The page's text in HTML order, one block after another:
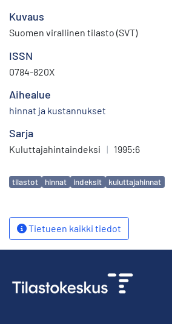
Kuvaus
Suomen virallinen tilasto (SVT)
ISSN
0784-820X
Aihealue
hinnat ja kustannukset
Sarja
Kuluttajahintaindeksi | 1995:6
Avainsanat
tilastot hinnat indeksit kuluttajahinnat
Tietueen kaikki tiedot